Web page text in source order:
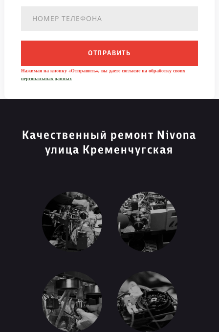
ОТПРАВИТЬ
Нажимая на кнопку «Отправить», вы даете согласие на обработку своих
персональных данных
Качественный ремонт Nivona
улица Кременчугская